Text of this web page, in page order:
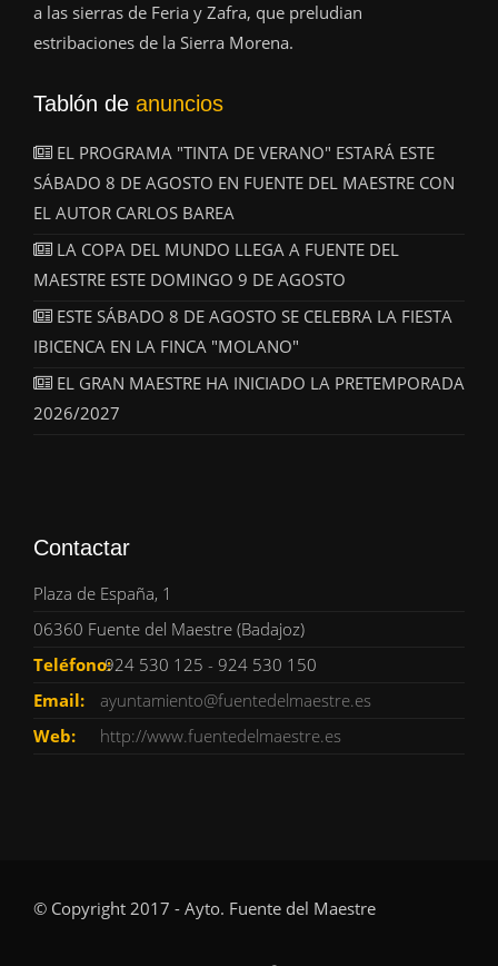
a las sierras de Feria y Zafra, que preludian
estribaciones de la Sierra Morena.
Tablón de anuncios
EL PROGRAMA "TINTA DE VERANO" ESTARÁ ESTE
SÁBADO 8 DE AGOSTO EN FUENTE DEL MAESTRE CON
EL AUTOR CARLOS BAREA
LA COPA DEL MUNDO LLEGA A FUENTE DEL
MAESTRE ESTE DOMINGO 9 DE AGOSTO
ESTE SÁBADO 8 DE AGOSTO SE CELEBRA LA FIESTA
IBICENCA EN LA FINCA "MOLANO"
EL GRAN MAESTRE HA INICIADO LA PRETEMPORADA
2026/2027
Contactar
Plaza de España, 1
06360 Fuente del Maestre (Badajoz)
Teléfono:924 530 125 - 924 530 150
Email:
ayuntamiento@fuentedelmaestre.es
Web:
http://www.fuentedelmaestre.es
© Copyright 2017 - Ayto. Fuente del Maestre